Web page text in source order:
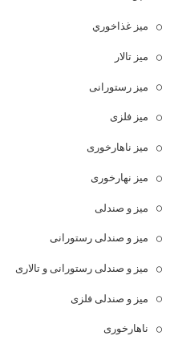
ميز غذاخوري
میز تالار
میز رستورانی
میز فلزی
میز ناهارخوری
میز نهارخوری
میز و صندلی
میز و صندلی رستورانی
میز و صندلی رستورانی و تالاری
میز و صندلی فلزی
ناهارخوری